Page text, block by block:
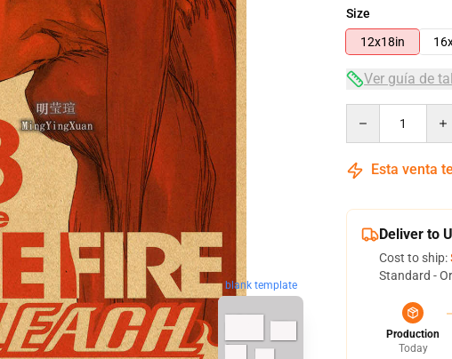
blank template
Size
12x18in
Ver guía de
Esta venta
Deliver to
Cost to ship:
Standard -
Production
Today